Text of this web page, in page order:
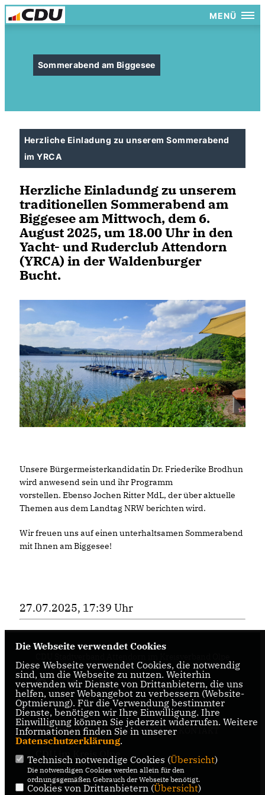
MENÜ
Sommerabend am Biggesee
Herzliche Einladung zu unserem Sommerabend
im YRCA
Herzliche Einladundg zu unserem
traditionellen Sommerabend am
Biggesee am Mittwoch, dem 6.
August 2025, um 18.00 Uhr in den
Yacht- und Ruderclub Attendorn
(YRCA) in der Waldenburger
Bucht.
Unsere Bürgermeisterkandidatin Dr. Friederike Brodhun
wird anwesend sein und ihr Programm
vorstellen. Ebenso Jochen Ritter MdL, der über aktuelle
Themen aus dem Landtag NRW berichten wird.
Wir freuen uns auf einen unterhaltsamen Sommerabend
mit Ihnen am Biggesee!
27.07.2025, 17:39 Uhr
IMPRESSUM DATENSCHUTZ
CDU im Kreis Olpe
CDU NRW
Die Webseite verwendet Cookies
Diese Webseite verwendet Cookies, die notwendig
sind, um die Webseite zu nutzen. Weiterhin
verwenden wir Dienste von Drittanbietern, die uns
helfen, unser Webangebot zu verbessern (Website-
Optmierung). Für die Verwendung bestimmter
Dienste, benötigen wir Ihre Einwilligung. Ihre
Einwilligung können Sie jederzeit widerrufen. Weitere
Informationen finden Sie in unserer
Datenschutzerklärung.
Technisch notwendige Cookies (Übersicht)
Die notwendigen Cookies werden allein für den
ordnungsgemäßen Gebrauch der Webseite benötigt.
Cookies von Drittanbietern (Übersicht)